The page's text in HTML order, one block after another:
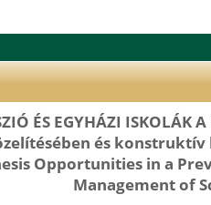
ÉS EGYHÁZI
és konstruktív
Opportunities in a
Management of